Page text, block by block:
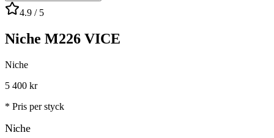
4.9 / 5
Niche M226 VICE
Niche
5 400 kr
* Pris per styck
Niche